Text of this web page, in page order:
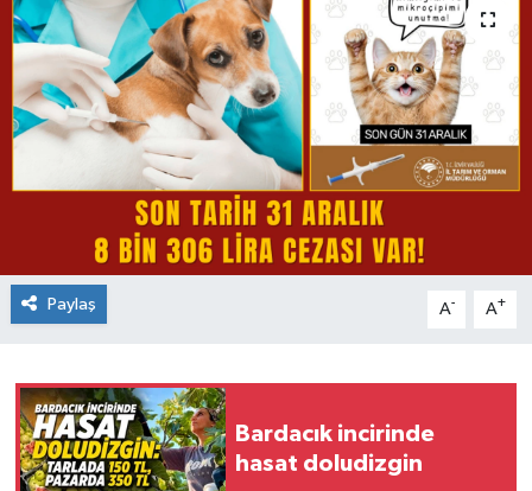
Paylaş A- A+
Bardacık incirinde
hasat doludizgin